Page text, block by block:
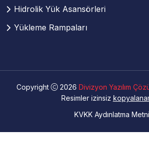
Hidrolik Yük Asansörleri
Yükleme Rampaları
Copyright 2026 Divizyon Yazılım
Resimler izinsiz
KVKK Aydınlatma Metni